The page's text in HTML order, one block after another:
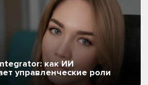
как ИИ
управленческие роли